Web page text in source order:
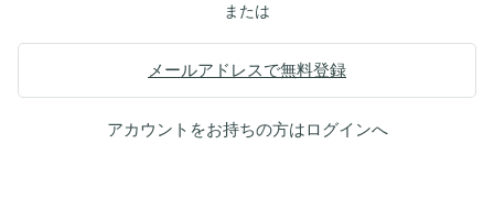
または
メールアドレスで無料登録
アカウントをお持ちの方はログインへ